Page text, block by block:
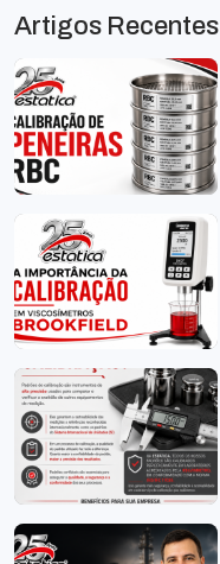
Artigos Recentes